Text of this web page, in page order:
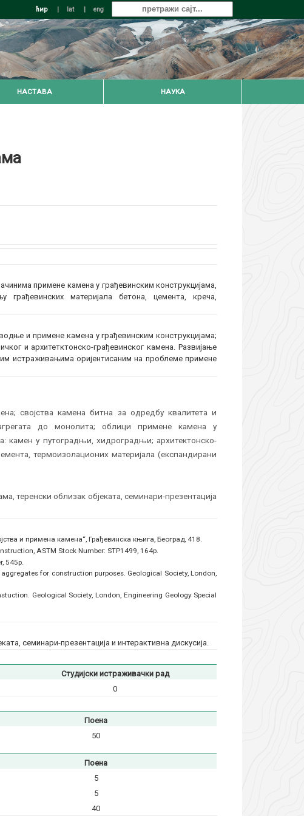
ћир | lat | eng
НАСТАВА НАУКА
примене камена у грађевинским конструкцијама,
материјала бетона, цемента, креча,
и примене камена у грађевинским конструкцијама;
и архитетктонско-грађевинског камена. Развијање
истраживањима оријентисаним на проблеме примене
својства камена битна за одредбу квалитета и
до монолита; облици примене камена у
камен у путоградњи, хидроградњи; архитектонско-
термоизолационих материјала (експандирани
теренски облизак објеката, семинари-презентација
и примена камена“, Грађевинска књига, Београд, 418.
ASTM Stock Number: STP1499, 164p.
545p.
for construction purposes. Geological Society, London,
Geological Society, London, Engineering Geology Special
семинари-презентација и интерактивна дискусија.
Студијски истраживачки рад
0
Поена
50
Поена
5
5
40